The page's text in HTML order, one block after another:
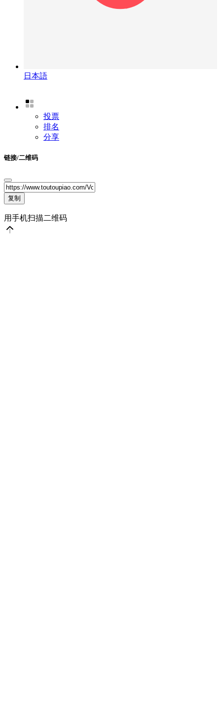
日本語
投票
排名
分享
链接/二维码
复制
用手机扫描二维码